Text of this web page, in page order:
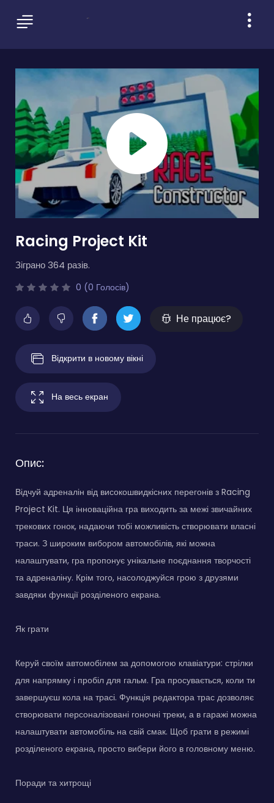
Racing Project Kit
Зіграно 364 разів.
0 (0 Голосів)
Не працює?
Відкрити в новому вікні
На весь екран
Опис:
Відчуй адреналін від високошвидкісних перегонів з Racing
Project Kit. Ця інноваційна гра виходить за межі звичайних
трекових гонок, надаючи тобі можливість створювати власні
траси. З широким вибором автомобілів, які можна
налаштувати, гра пропонує унікальне поєднання творчості
та адреналіну. Крім того, насолоджуйся грою з друзями
завдяки функції розділеного екрана.
Як грати
Керуй своїм автомобілем за допомогою клавіатури: стрілки
для напрямку і пробіл для гальм. Гра просувається, коли ти
завершуєш кола на трасі. Функція редактора трас дозволяє
створювати персоналізовані гоночні треки, а в гаражі можна
налаштувати автомобіль на свій смак. Щоб грати в режимі
розділеного екрана, просто вибери його в головному меню.
Поради та хитрощі